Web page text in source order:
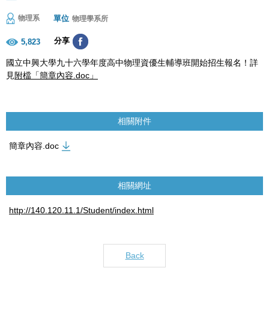
物理系 單位 物理學系所
5,823 分享
國立中興大學九十六學年度高中物理資優生輔導班開始招生報名！詳
見附檔「簡章內容.doc」
相關附件
簡章內容.doc
相關網址
http://140.120.11.1/Student/index.html
Back